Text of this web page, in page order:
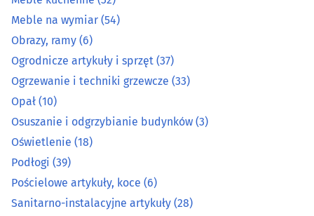
Kowale(2)
Łazienki - wyposażenie
Markety budowlane (8)
Meble - akcesoria(25)
Meble - sklepy
Meble biurowe (13)
Meble na wymiar (54)
Obrazy, ramy (6)
Ogrodnicze artykuły i sprzęt (37)
Ogrzewanie i techniki grzewcze (33)
Opał (10)
Osuszanie i odgrzybianie budynków (3)
Oświetlenie (18)
Podłogi (39)
Pościelowe artykuły, koce (6)
Sanitarno-instalacyjne artykuły (28)